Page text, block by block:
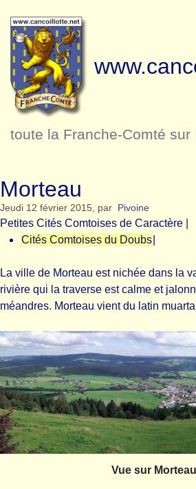
toute la Franche-Comté sur
Morteau
Jeudi 12 février 2015, par Pivoine
Petites Cités Comtoises de Caractère
Cités Comtoises du Doubs
La ville de Morteau est nichée dans la
rivière qui la traverse est calme et
méandres. Morteau vient du latin
Vue sur Morteau